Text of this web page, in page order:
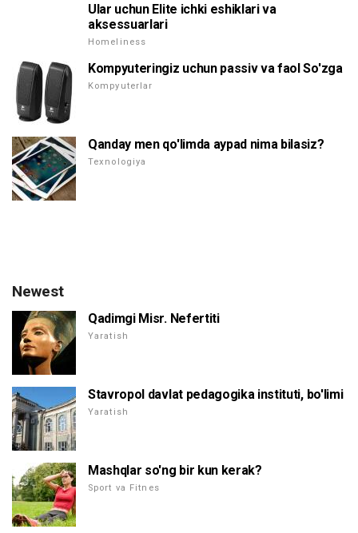
Ular uchun Elite ichki eshiklari va
aksessuarlari
Homeliness
Kompyuteringiz uchun passiv va faol So'zga
Kompyuterlar
Qanday men qo'limda aypad nima bilasiz?
Texnologiya
Newest
Qadimgi Misr. Nefertiti
Yaratish
Stavropol davlat pedagogika instituti, bo'limi
Yaratish
Mashqlar so'ng bir kun kerak?
Sport va Fitnes